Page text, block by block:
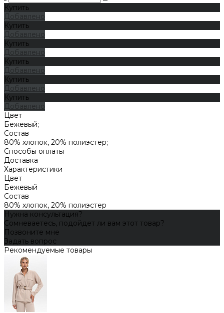
Купить
Добавлено
Купить
Добавлено
Купить
Добавлено
Купить
Добавлено
Купить
Добавлено
Купить
Добавлено
Цвет
Бежевый;
Состав
80% хлопок, 20% полиэстер;
Способы оплаты
Доставка
Характеристики
Цвет
Бежевый
Состав
80% хлопок, 20% полиэстер
Нужна консультация?
Сомневаетесь, подойдет ли вам этот товар?
Позвоните мне
Задать вопрос
Рекомендуемые товары